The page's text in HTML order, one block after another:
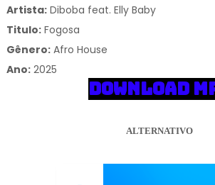
Artista:Diboba feat. Elly Baby
Titulo:Fogosa
Gênero: Afro House
Ano:2025
DOWNLOAD
ALTERNATIVO